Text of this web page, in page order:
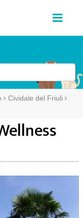
Cividale del Friuli